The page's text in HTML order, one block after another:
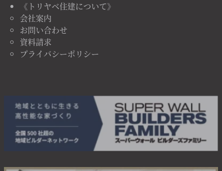
《トリヤベ住建について》
会社案内
お問い合わせ
資料請求
プライバシーポリシー